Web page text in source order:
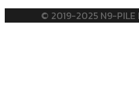
© 2019-2025 N9-PILE